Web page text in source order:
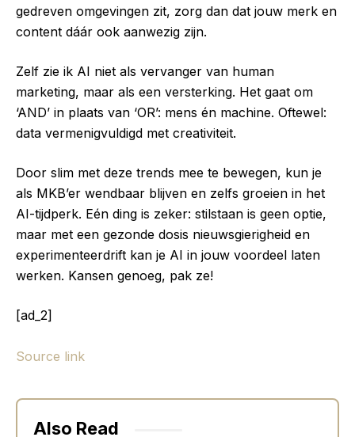
gedreven omgevingen zit, zorg dan dat jouw merk en
content dáár ook aanwezig zijn.
Zelf zie ik AI niet als vervanger van human
marketing, maar als een versterking. Het gaat om
‘AND’ in plaats van ‘OR’: mens én machine. Oftewel:
data vermenigvuldigd met creativiteit.
Door slim met deze trends mee te bewegen, kun je
als MKB’er wendbaar blijven en zelfs groeien in het
AI-tijdperk. Eén ding is zeker: stilstaan is geen optie,
maar met een gezonde dosis nieuwsgierigheid en
experimenteerdrift kan je AI in jouw voordeel laten
werken. Kansen genoeg, pak ze!
[ad_2]
Source link
Also Read